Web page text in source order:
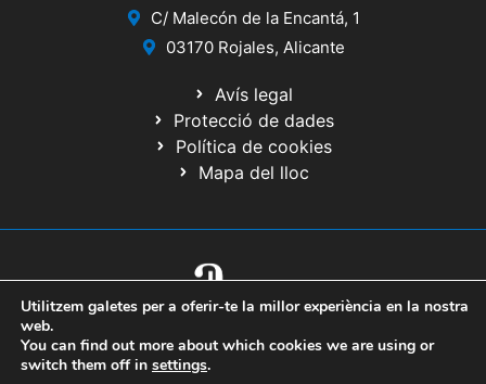
C/ Malecón de la Encantá, 1
03170 Rojales, Alicante
Avís legal
Protecció de dades
Política de cookies
Mapa del lloc
© 2020 Web desenrotllada pel Servici d'Informàtica de Diputació
d'Alacant
Utilitzem galetes per a oferir-te la millor experiència en la nostra
web.
You can find out more about which cookies we are using or
switch them off in settings.